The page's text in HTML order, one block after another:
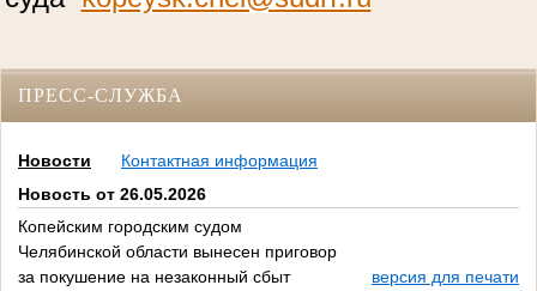
ПРЕСС-СЛУЖБА
Новости
Контактная информация
Новость от 26.05.2026
Копейским городским судом
Челябинской области вынесен приговор
за покушение на незаконный сбыт
версия для печати